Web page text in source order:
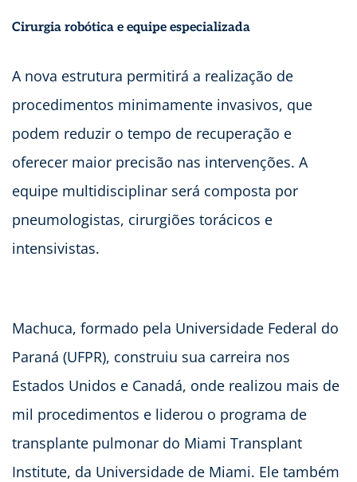
Cirurgia robótica e equipe especializada
A nova estrutura permitirá a realização de
procedimentos minimamente invasivos, que
podem reduzir o tempo de recuperação e
oferecer maior precisão nas intervenções. A
equipe multidisciplinar será composta por
pneumologistas, cirurgiões torácicos e
intensivistas.
Machuca, formado pela Universidade Federal do
Paraná (UFPR), construiu sua carreira nos
Estados Unidos e Canadá, onde realizou mais de
mil procedimentos e liderou o programa de
transplante pulmonar do Miami Transplant
Institute, da Universidade de Miami. Ele também